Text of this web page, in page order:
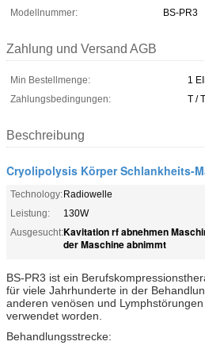
Modellnummer:
BS-PR3
Zahlung und Versand AGB
Min Bestellmenge:
1
Zahlungsbedingungen:
T /
Beschreibung
Cryolipolysis Körper Schlankheits-
Technology:Radiowelle
Leistung:
130W
Ausgesucht:Kavitation rf abnehmen
der Maschine abnimmt
BS-PR3 ist ein
für viele Jahrhunderte in der
anderen venösen und
verwendet worden.
Behandlungsstrecke: